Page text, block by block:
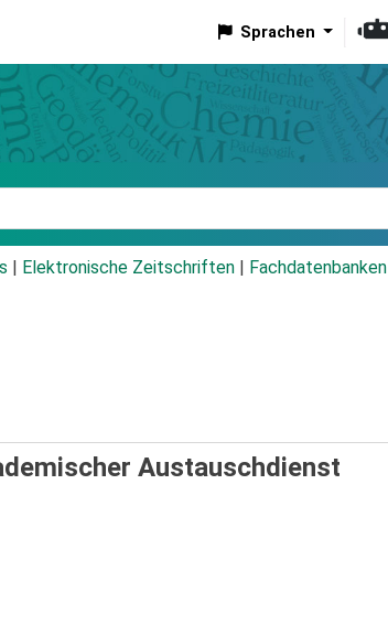
Sprachen
Elektronische Zeitschriften Fachdatenbanken
Austauschdienst